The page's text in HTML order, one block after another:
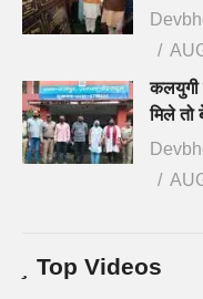
कलयुगी
मिले तो
Top Videos